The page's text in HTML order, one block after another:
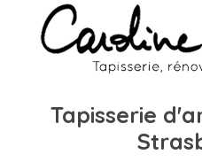
Tapisserie